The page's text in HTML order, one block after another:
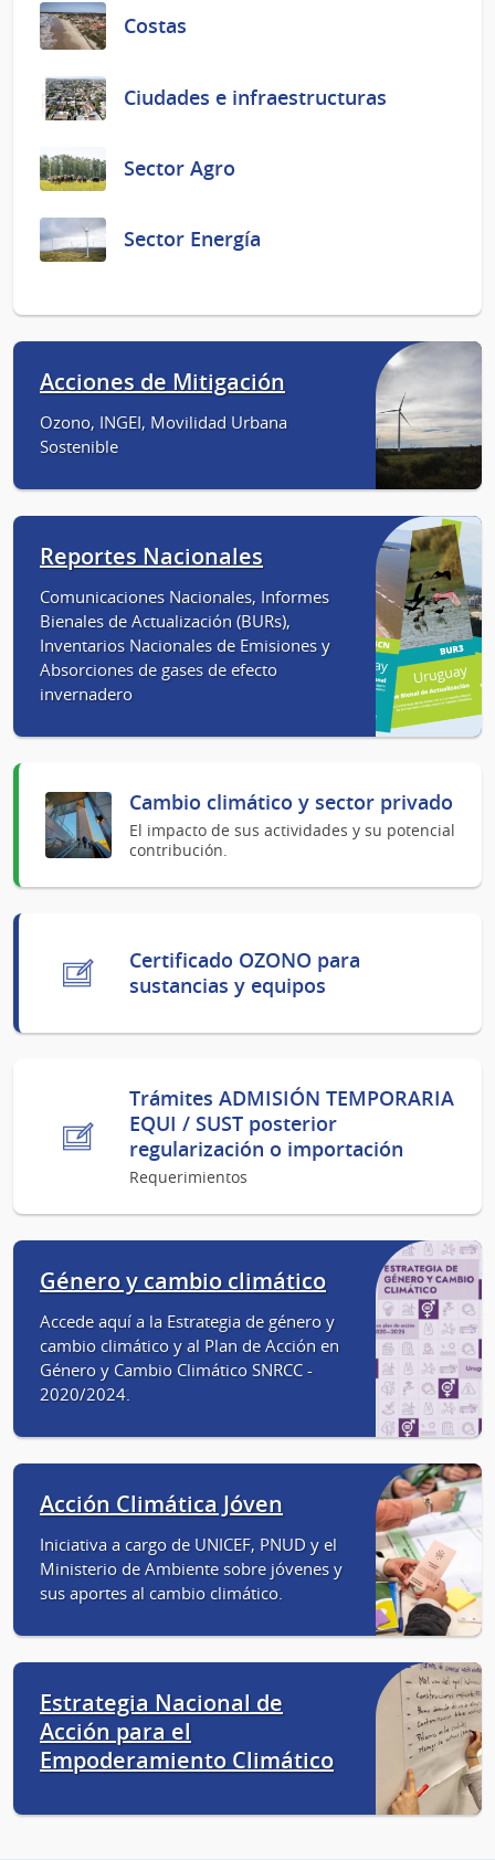
Costas
Ciudades e infraestructuras
Sector Agro
Sector Energía
Acciones de Mitigación
Ozono, INGEI, Movilidad Urbana
Sostenible
Reportes Nacionales
Comunicaciones Nacionales, Informes
Bienales de Actualización (BURs),
Inventarios Nacionales de Emisiones y
Absorciones de gases de efecto
invernadero
Cambio climático y sector privado
El impacto de sus actividades y su potencial
contribución.
Certificado OZONO para
sustancias y equipos
Trámites ADMISIÓN TEMPORARIA
EQUI / SUST posterior
regularización o importación
Requerimientos
Género y cambio climático
Accede aquí a la Estrategia de género y
cambio climático y al Plan de Acción en
Género y Cambio Climático SNRCC -
2020/2024.
Acción Climática Jóven
Iniciativa a cargo de UNICEF, PNUD y el
Ministerio de Ambiente sobre jóvenes y
sus aportes al cambio climático.
Estrategia Nacional de
Acción para el
Empoderamiento Climático